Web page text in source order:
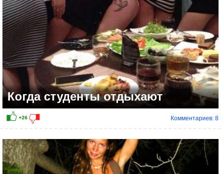
Когда студенты отдыхают
Комментариев: 8